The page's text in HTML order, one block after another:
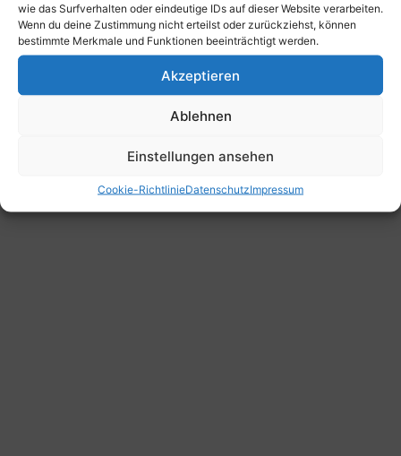
wie das Surfverhalten oder eindeutige IDs auf dieser Website verarbeiten.
Wenn du deine Zustimmung nicht erteilst oder zurückziehst, können
bestimmte Merkmale und Funktionen beeinträchtigt werden.
Akzeptieren
Ablehnen
Einstellungen ansehen
Cookie-RichtlinieDatenschutzImpressum